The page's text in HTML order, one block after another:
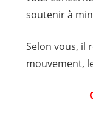
soutenir à
Selon vous, il
mouvement,